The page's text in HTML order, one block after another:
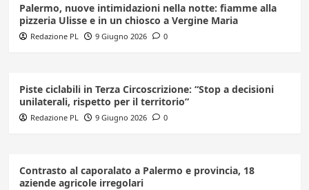
Palermo, nuove intimidazioni nella notte: fiamme alla
pizzeria Ulisse e in un chiosco a Vergine Maria
Redazione PL 9 Giugno 2026 0
Piste ciclabili in Terza Circoscrizione: “Stop a decisioni
unilaterali, rispetto per il territorio”
Redazione PL 9 Giugno 2026 0
Contrasto al caporalato a Palermo e provincia, 18
aziende agricole irregolari